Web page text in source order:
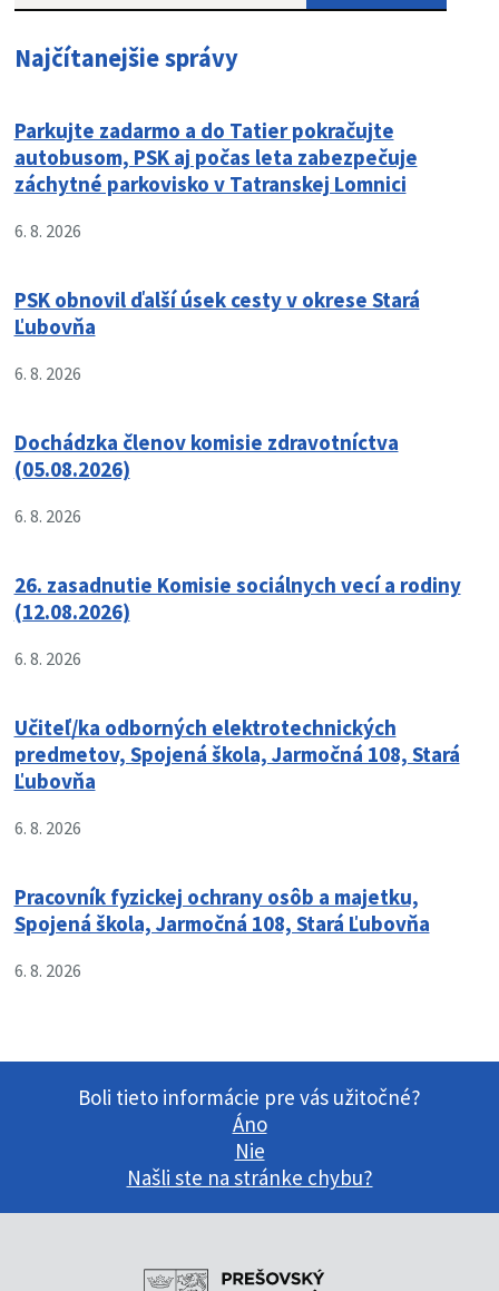
Najčítanejšie správy
Parkujte zadarmo a do Tatier pokračujte
autobusom, PSK aj počas leta zabezpečuje
záchytné parkovisko v Tatranskej Lomnici
6. 8. 2026
PSK obnovil ďalší úsek cesty v okrese Stará
Ľubovňa
6. 8. 2026
Dochádzka členov komisie zdravotníctva
(05.08.2026)
6. 8. 2026
26. zasadnutie Komisie sociálnych vecí a rodiny
(12.08.2026)
6. 8. 2026
Učiteľ/ka odborných elektrotechnických
predmetov, Spojená škola, Jarmočná 108, Stará
Ľubovňa
6. 8. 2026
Pracovník fyzickej ochrany osôb a majetku,
Spojená škola, Jarmočná 108, Stará Ľubovňa
6. 8. 2026
Boli tieto informácie pre vás užitočné?
Áno
Nie
Našli ste na stránke chybu?